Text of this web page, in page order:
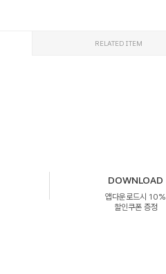
RELATED ITEM
DOWNLOAD
앱다운로드시 10%
할인쿠폰 증정